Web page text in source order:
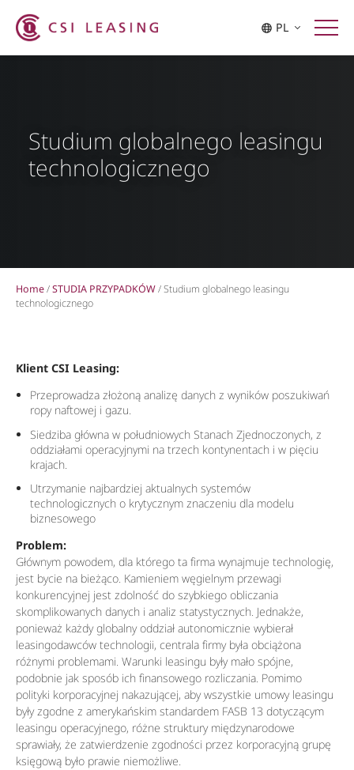
PL
Studium globalnego leasingu
technologicznego
Home/STUDIA PRZYPADKÓW/Studium globalnego leasingu
technologicznego
Klient CSI Leasing:
Przeprowadza złożoną analizę danych z wyników poszukiwań
ropy naftowej i gazu.
Siedziba główna w południowych Stanach Zjednoczonych, z
oddziałami operacyjnymi na trzech kontynentach i w pięciu
krajach.
Utrzymanie najbardziej aktualnych systemów
technologicznych o krytycznym znaczeniu dla modelu
biznesowego
Problem:
Głównym powodem, dla którego ta firma wynajmuje technologię,
jest bycie na bieżąco. Kamieniem węgielnym przewagi
konkurencyjnej jest zdolność do szybkiego obliczania
skomplikowanych danych i analiz statystycznych. Jednakże,
ponieważ każdy globalny oddział autonomicznie wybierał
leasingodawców technologii, centrala firmy była obciążona
różnymi problemami. Warunki leasingu były mało spójne,
podobnie jak sposób ich finansowego rozliczania. Pomimo
polityki korporacyjnej nakazującej, aby wszystkie umowy leasingu
były zgodne z amerykańskim standardem FASB 13 dotyczącym
leasingu operacyjnego, różne struktury międzynarodowe
sprawiały, że zatwierdzenie zgodności przez korporacyjną grupę
księgową było prawie niemożliwe.